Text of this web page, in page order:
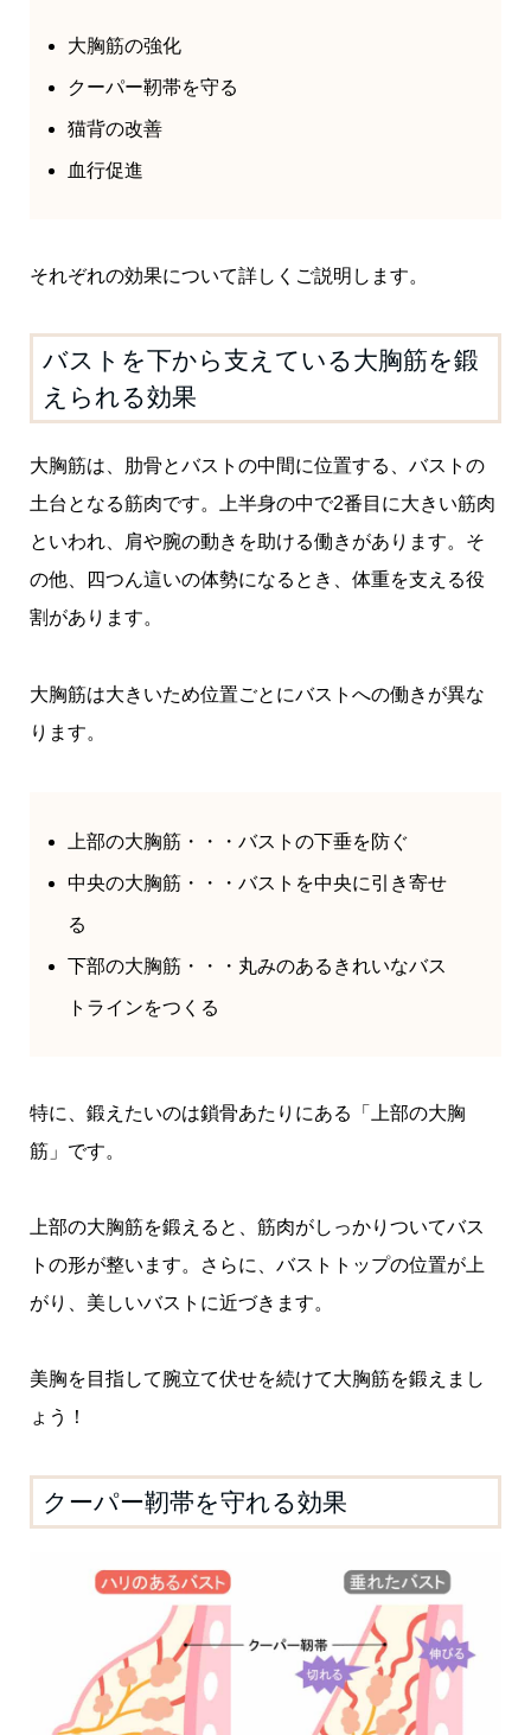
大胸筋の強化
クーパー靭帯を守る
猫背の改善
血行促進
それぞれの効果について詳しくご説明します。
バストを下から支えている大胸筋を鍛
えられる効果
大胸筋は、肋骨とバストの中間に位置する、バストの
土台となる筋肉です。上半身の中で2番目に大きい筋肉
といわれ、肩や腕の動きを助ける働きがあります。そ
の他、四つん這いの体勢になるとき、体重を支える役
割があります。
大胸筋は大きいため位置ごとにバストへの働きが異な
ります。
上部の大胸筋・・・バストの下垂を防ぐ
中央の大胸筋・・・バストを中央に引き寄せ
る
下部の大胸筋・・・丸みのあるきれいなバス
トラインをつくる
特に、鍛えたいのは鎖骨あたりにある「上部の大胸
筋」です。
上部の大胸筋を鍛えると、筋肉がしっかりついてバス
トの形が整います。さらに、バストトップの位置が上
がり、美しいバストに近づきます。
美胸を目指して腕立て伏せを続けて大胸筋を鍛えまし
ょう！
クーパー靭帯を守れる効果